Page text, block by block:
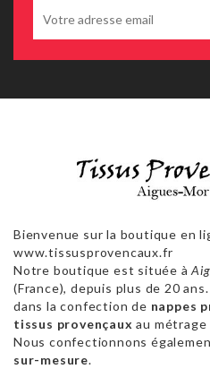
Bienvenue sur la boutique en
www.tissusprovencaux.fr
Notre boutique est située à
(France), depuis plus de 20
dans la confection de nappes
tissus provençaux au métrage
Nous confectionnons
sur-mesure.